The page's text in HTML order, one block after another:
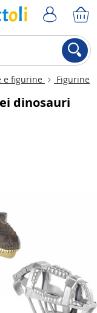
e figurine Figurine
dinosauri